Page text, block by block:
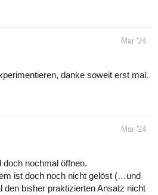
Mar '24
danke soweit erst mal.
Mar '24
nochmal öffnen.
ist doch noch nicht gelöst (…und
bisher praktizierten Ansatz nicht